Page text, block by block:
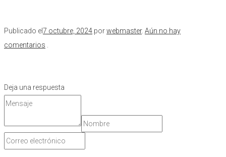
Publicado el7 octubre, 2024 porwebmaster. Aún no hay
comentarios
Deja una respuesta